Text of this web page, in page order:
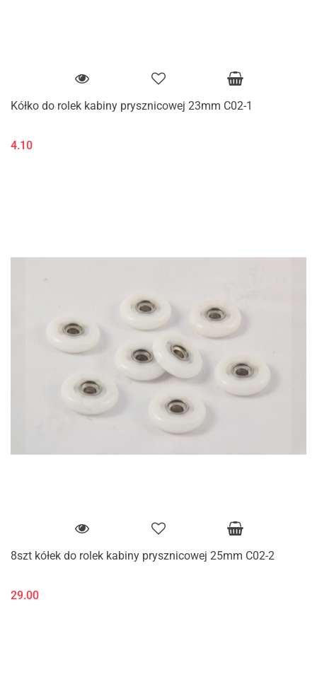
Kółko do rolek kabiny prysznicowej 23mm C02-1
4.10
8szt kółek do rolek kabiny prysznicowej 25mm C02-2
29.00